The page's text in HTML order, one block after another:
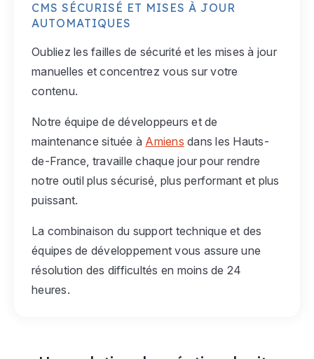
CMS SÉCURISÉ ET MISES À JOUR
AUTOMATIQUES
Oubliez les failles de sécurité et les mises à jour
manuelles et concentrez vous sur votre
contenu.
Notre équipe de développeurs et de
maintenance située à Amiens dans les Hauts-
de-France, travaille chaque jour pour rendre
notre outil plus sécurisé, plus performant et plus
puissant.
La combinaison du support technique et des
équipes de développement vous assure une
résolution des difficultés en moins de 24
heures.